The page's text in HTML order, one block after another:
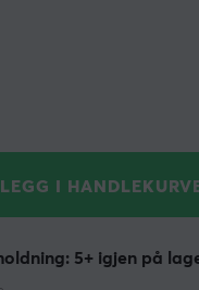
LEGG I
5+ igjen på